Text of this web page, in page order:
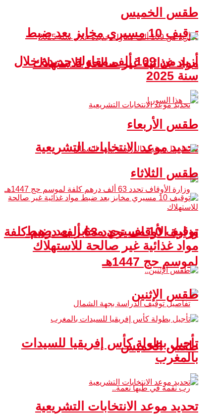
توقيف 10 مسيري مخابز بعد ضبط
مواد غذائية غير صالحة للاستهلاك
تحديد موعد الانتخابات التشريعية
وزارة الأوقاف تحدد 63 ألف درهم كلفة
لموسم حج 1447هـ
طقس الخميس
طقس الخميس
أزيد من 109 ألف مقاولة جديدة خلال
سنة 2025
طقس الأربعاء
طقس الثلاثاء
توقيف 10 مسيري مخابز بعد ضبط
مواد غذائية غير صالحة للاستهلاك
طقس الإثنين
تأجيل بطولة كأس إفريقيا للسيدات
بالمغرب
تحديد موعد الانتخابات التشريعية